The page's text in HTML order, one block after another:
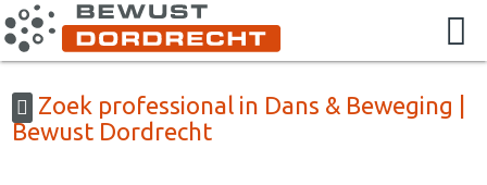
Zoek professional in Dans & Beweging |
Bewust Dordrecht